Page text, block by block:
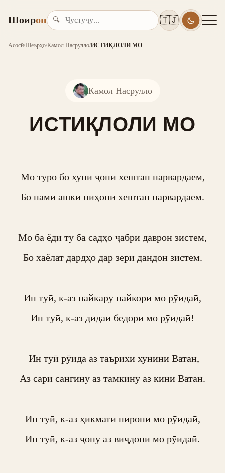
Шоирон 🔍 🇹🇯
Асосӣ/Шеърҳо/Камол Насрулло/ИСТИҚЛОЛИ МО
Камол Насрулло
ИСТИҚЛОЛИ МО
Мо туро бо хуни ҷони хештан парвардаем,
Бо нами ашки ниҳони хештан парвардаем.
Мо ба ёди ту ба садҳо ҷабри даврон зистем,
Бо хаёлат дардҳо дар зери дандон зистем.
Ин туӣ, к-аз пайкару пайкори мо рӯидаӣ,
Ин туӣ, к-аз дидаи бедори мо рӯидаӣ!
Аз сари сангину аз тамкину аз кини Ватан.
Ин туӣ, к-аз ҳикмати пирони мо рӯидаӣ,
Ин туӣ, к-аз ҷону аз виҷдони мо рӯидаӣ.